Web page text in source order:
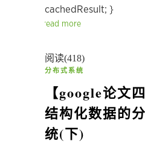
cachedResult; }
read more
阅读(418)
分布式系统
【google论文
结构化数据的
统(下)